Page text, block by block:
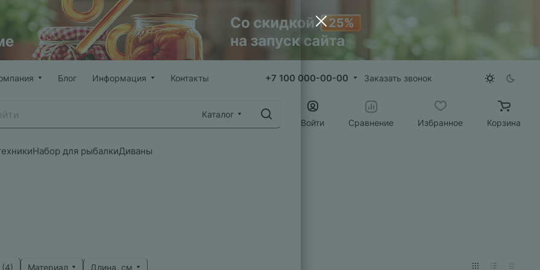
Блог Информация Контакты +7 100 000-00-00 Заказать звонок
Каталог
Войти
Сравнение Избранное Корзина
Набор для рыбалкиДиваны
4) Материал Длина, см